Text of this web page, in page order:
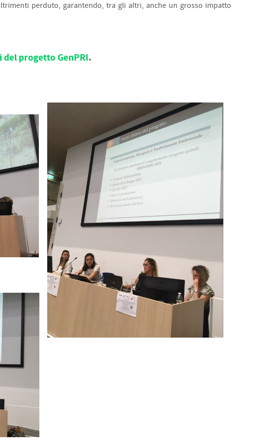
perduto, garantendo, tra gli altri, anche un grosso impatto
progetto GenPRI.